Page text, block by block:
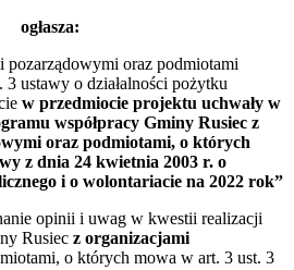
ogłasza:
pozarządowymi oraz podmiotami
ustawy o działalności pożytku
w przedmiocie projektu uchwały w
współpracy Gminy Rusiec z
oraz podmiotami, o których
z dnia 24 kwietnia 2003 r. o
i o wolontariacie na 2022 rok”
opinii i uwag w kwestii realizacji
Rusiec z organizacjami
o których mowa w art. 3 ust. 3